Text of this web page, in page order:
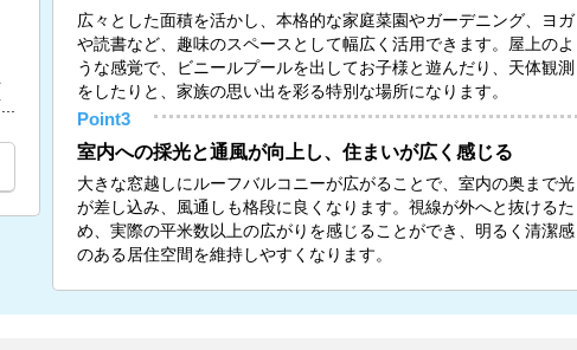
広々とした面積を活かし、本格的な家庭菜園やガーデニング、ヨガ
や読書など、趣味のスペースとして幅広く活用できます。屋上のよ
うな感覚で、ビニールプールを出してお子様と遊んだり、天体観測
をしたりと、家族の思い出を彩る特別な場所になります。
Point3
室内への採光と通風が向上し、住まいが広く感じる
大きな窓越しにルーフバルコニーが広がることで、室内の奥まで光
が差し込み、風通しも格段に良くなります。視線が外へと抜けるた
め、実際の平米数以上の広がりを感じることができ、明るく清潔感
のある居住空間を維持しやすくなります。